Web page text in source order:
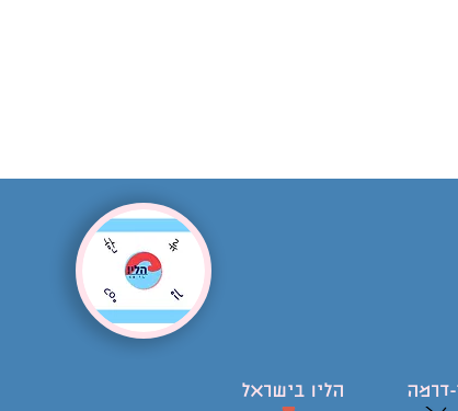
הליו בישראל דרמה